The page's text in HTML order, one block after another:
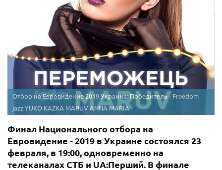
Отбор на Евровидение 2019 Украина: Победитель - Freedom
jazz YUKO KAZKA MARUV ANNA MARIA
Финал Национального отбора на
Евровидение - 2019 в Украине состоялся 23
февраля, в 19:00, одновременно на
телеканалах СТБ и UА:Перший. В финале